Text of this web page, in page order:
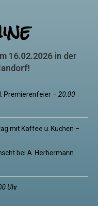
16.02.2026 in der
Premierenfeier – 20:00
mit Kaffee u. Kuchen –
bei A. Herbermann
Uhr